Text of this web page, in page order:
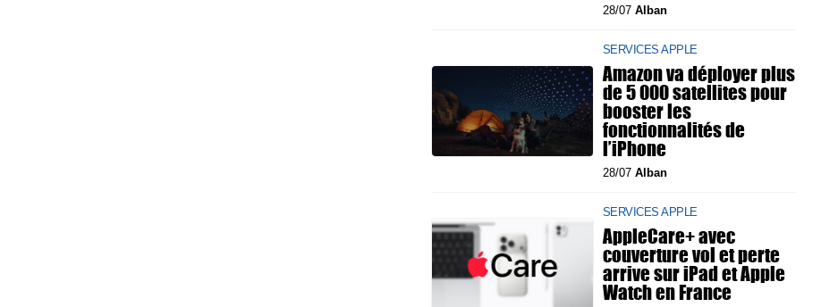
28/07 Alban
SERVICES APPLE
Amazon va déployer plus
de 5 000 satellites pour
booster les
fonctionnalités de
l’iPhone
28/07 Alban
SERVICES APPLE
AppleCare+ avec
couverture vol et perte
arrive sur iPad et Apple
Watch en France